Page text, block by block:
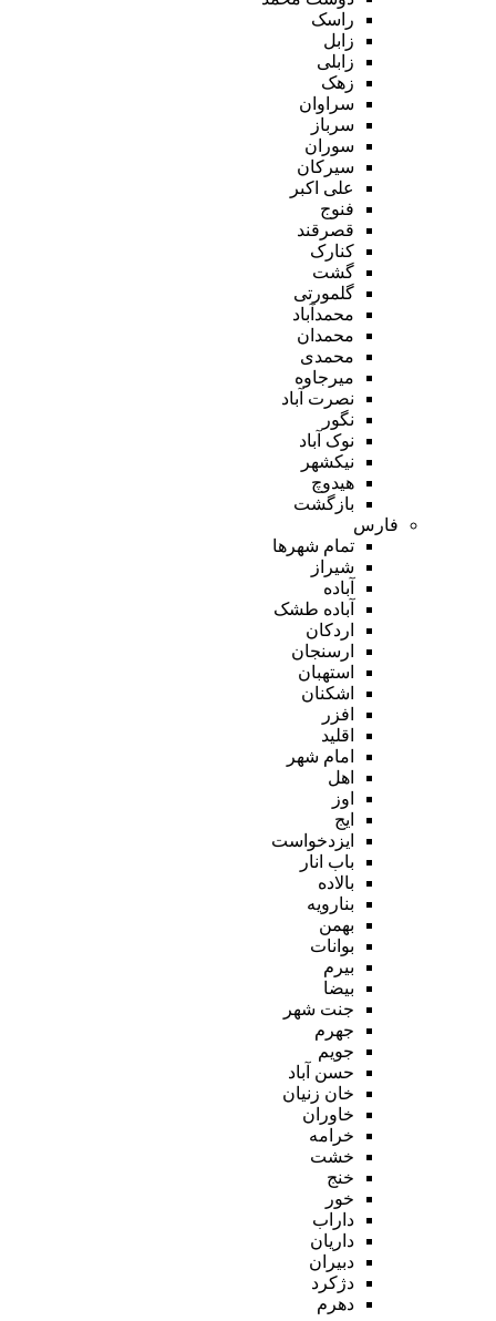
راسک
زابل
زابلی
زهک
سراوان
سرباز
سوران
سیرکان
علی اکبر
فنوج
قصرقند
کنارک
گشت
گلمورتی
محمدآباد
محمدان
محمدی
میرجاوه
نصرت آباد
نگور
نوک آباد
نیکشهر
هیدوچ
بازگشت
فارس
تمام شهر‌ها
شیراز
آباده
آباده طشک
اردکان
ارسنجان
استهبان
اشکنان
افزر
اقلید
امام شهر
اهل
اوز
ایج
ایزدخواست
باب انار
بالاده
بنارویه
بهمن
بوانات
بیرم
بیضا
جنت شهر
جهرم
جویم
حسن آباد
خان زنیان
خاوران
خرامه
خشت
خنج
خور
داراب
داریان
دبیران
دژکرد
دهرم